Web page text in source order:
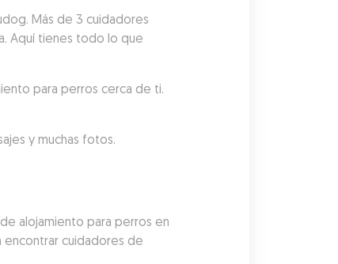
Más de 3 cuidadores
Aquí tienes todo lo que
para perros cerca de ti.
y muchas fotos.
alojamiento para perros en
encontrar cuidadores de